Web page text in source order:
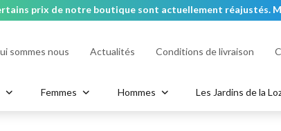
prix de notre boutique sont actuellement
sommes nous Actualités Conditions de livraison
ContrAge HYDRA ClariFort - Acné & Peaux
Femmes
Bracelets Bagues
Hommes
Portefeuille Nœuds Papillons
Les Jardins de la
Hand & Body Soap Body Scrub